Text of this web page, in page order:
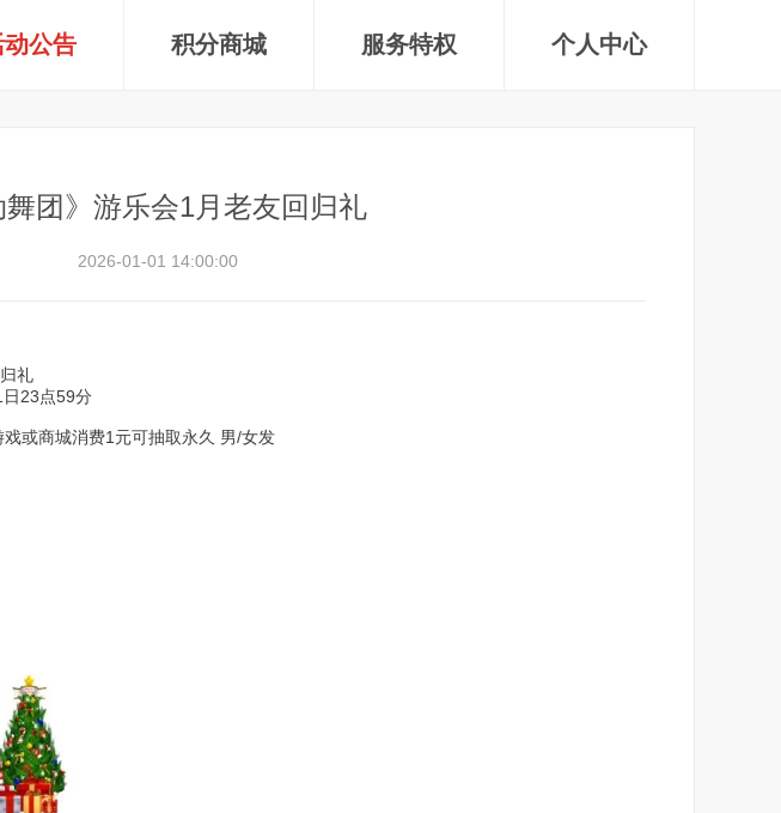
动公告 积分商城 服务特权 个人中心
舞团》游乐会1月老友回归礼
2026-01-01 14:00:00
礼
23点59分
或商城消费1元可抽取永久 男/女发